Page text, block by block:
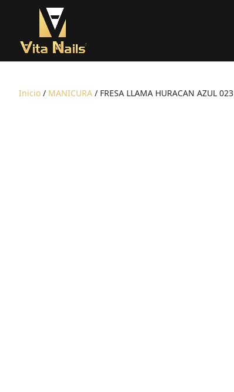
Inicio / MANICURA / FRESA LLAMA HURACAN AZUL 023